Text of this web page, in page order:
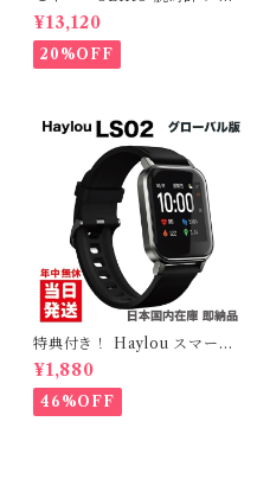
ズ クロノグラフ ネイビー 腕時
計 SND365 1/20クロノグラ
フ タキメーターベゼル 海外モ
デル
¥13,120
20%OFF
特典付き！ Haylou スマート
ウォッチ LS02 グローバル版
（日本語対応）本体セット Bl
uetooth 5 国内在庫 即納品 (
Xiaomi Haylou )
¥1,880
46%OFF